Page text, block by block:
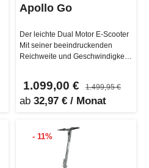
Apollo Go
Der leichte Dual Motor E-Scooter
Mit seiner beeindruckenden
Reichweite und Geschwindigkeit
1.099,00 € 1.499,95 €
ab 32,97 € / Monat
- 11%